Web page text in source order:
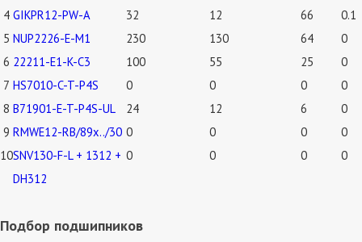
4 GIKPR12-PW-A 32 12 66
0.1
5 NUP2226-E-M1 230 130 64
0
6 22211-E1-K-C3 100 55 25
0
7 HS7010-C-T-P4S 0 0 0
0
8 B71901-E-T-P4S-UL 24 12 6
0
9 RMWE12-RB/89x../30 0 0 0
0
10SNV130-F-L + 1312 +
DH312
0 0 0 0
Подбор подшипников